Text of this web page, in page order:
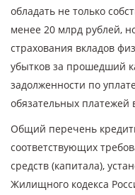
обладать не только
менее 20 млрд рублей,
страхования вкладов
убытков за прошедший
задолженности по
обязательных
Общий перечень
соответствующих
средств (капитала),
Жилищного кодекса